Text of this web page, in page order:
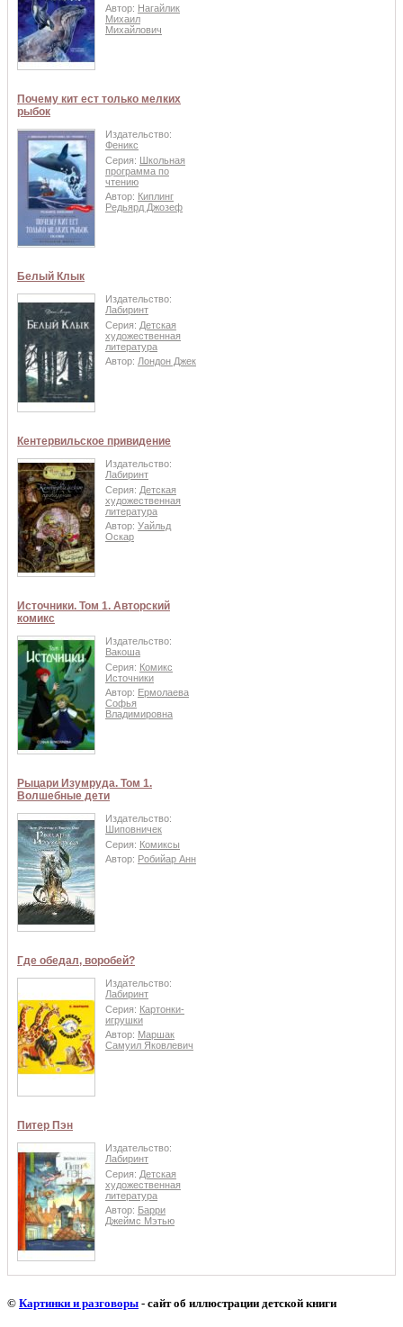
Автор: Нагайлик
Михаил
Михайлович
Почему кит ест только мелких
рыбок
Издательство:
Феникс
Серия: Школьная
программа по
чтению
Автор: Киплинг
Редьярд Джозеф
Белый Клык
Издательство:
Лабиринт
Серия: Детская
художественная
литература
Автор: Лондон Джек
Кентервильское привидение
Издательство:
Лабиринт
Серия: Детская
художественная
литература
Автор: Уайльд
Оскар
Источники. Том 1. Авторский
комикс
Издательство:
Вакоша
Серия: Комикс
Источники
Автор: Ермолаева
Софья
Владимировна
Рыцари Изумруда. Том 1.
Волшебные дети
Издательство:
Шиповничек
Серия: Комиксы
Автор: Робийар Анн
Где обедал, воробей?
Издательство:
Лабиринт
Серия: Картонки-
игрушки
Автор: Маршак
Самуил Яковлевич
Питер Пэн
Издательство:
Лабиринт
Серия: Детская
художественная
литература
Автор: Барри
Джеймс Мэтью
© Картинки и разговоры - сайт об иллюстрации детской книги